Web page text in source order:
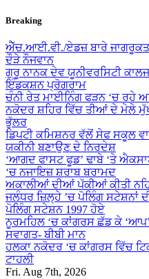
Skip
content
Breaking
ਐੱਚ.ਆਈ.ਵੀ./ਏਡਜ਼ ਬਾਰੇ
ਦੌੜੇ ਨੌਜਵਾਨ
ਗੁਰੂ ਨਾਨਕ ਦੇਵ ਯੂਨੀਵਰਸਿਟੀ
ਇੰਡਕਸ਼ਨ ਪ੍ਰੋਗਰਾਮ
ਚੰਨੀ ਰੇਤ ਮਾਈਨਿੰਗ ਫੜਨ ‘ਚ ਰਹੇ
ਨਕੋਦਰ ਸ਼ਹਿਰ ਵਿੱਚ ਤੀਆਂ ਦੇ ਮੇਲੇ
ਭੁੱਲਰ
ਡਿਪਟੀ ਕਮਿਸ਼ਨਰ ਵੱਲੋਂ ਸੇਫ ਸਕੂਲ
ਯਕੀਨੀ ਬਣਾਉਣ ਦੇ ਨਿਰਦੇਸ਼
‘ਆਗਦ ਫਾਸਟ ਫੂਡ’ ਢਾਬੇ ‘ਤੇ
‘ਚ ਨਜਾਇਜ਼ ਸ਼ਰਾਬ ਬਰਾਮਦ
ਅਕਾਲੀਆਂ ਦੀਆਂ ਪੱਕੀਆਂ ਕੀਤੀ
ਜਲੰਧਰ ਜ਼ਿਲ੍ਹੇ ’ਚ ਪੋਲਿੰਗ ਸਟੇਸ਼ਨਾਂ
ਪੋਲਿੰਗ ਸਟੇਸ਼ਨ 1997 ਹੋਏ
ਨੂਰਮਹਿਲ ‘ਚ ਕਾਂਗਰਸ ਛੱਡ ਕੇ
ਸਵਾਗਤ- ਬੀਬੀ ਮਾਨ
ਹਲਕਾ ਨਕੋਦਰ ‘ਚ ਕਾਂਗਰਸ ਵਿੱਚ
ਟਾਹਲੀ
Fri. Aug 7th, 2026